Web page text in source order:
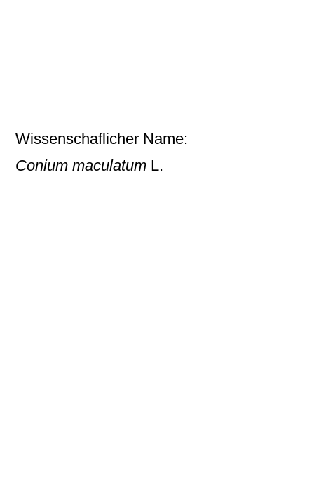
Wissenschaflicher Name:
Conium maculatum L.